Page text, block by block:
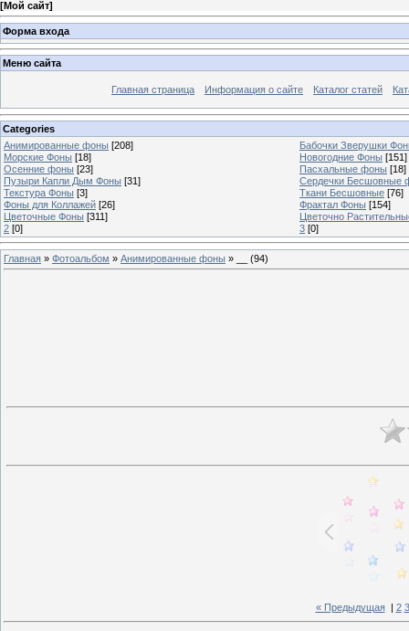
[Мой сайт]
Форма входа
Меню сайта
Главная страница Информация о сайте Каталог статей
Categories
Анимированные фоны [208]
Бабочки Зверушки
Морские Фоны [18] Новогодние Фоны [151]
Осенние фоны [23] Пасхальные фоны [18]
Пузыри Капли Дым Фоны [31]
Сердечки Бесшовные
Текстура Фоны [3] Ткани Бесшовные [76]
Фоны для Коллажей [26] Фрактал Фоны [154]
Цветочные Фоны [311]
Цветочно
2 [0] 3 [0]
Главная » Фотоальбом » Анимированные фоны » __ (94)
« Предыдущая| 2 3